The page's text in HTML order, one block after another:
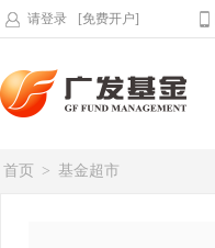
请登录 [免费开户]
首页 > 基金超市